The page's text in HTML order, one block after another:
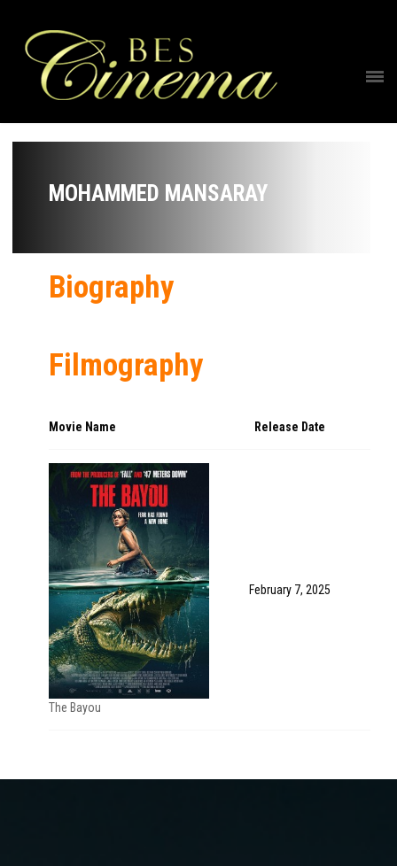
MOHAMMED MANSARAY
Biography
Filmography
Movie Name Release Date
The Bayou
February 7, 2025